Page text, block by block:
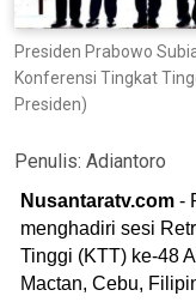
Presiden Prabowo
Konferensi Tingkat
Presiden)
Penulis: Adiantoro
Nusantaratv.com -
menghadiri sesi
Tinggi (KTT) ke-48
Mactan, Cebu,